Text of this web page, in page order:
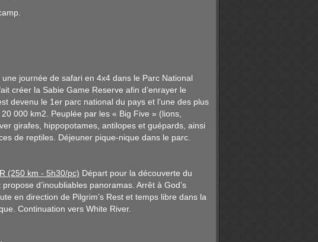
journée de safari en 4x4 dans le Parc National
créer la Sabie Game Reserve afin d’enrayer le
devenu le 1er parc national du pays et l’une des plus
000 km2. Peuplée par les « Big Five » (lions,
girafes, hippopotames, antilopes et guépards, ainsi
de reptiles. Déjeuner pique-nique dans le parc.
(250 km - 5h30/pc) Départ pour la découverte du
d’inoubliables panoramas. Arrêt à God’s
en direction de Pilgrim’s Rest et temps libre dans la
Continuation vers White River.